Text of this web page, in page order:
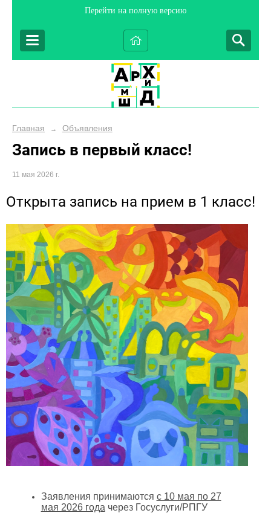
Перейти на полную версию
Главная → Объявления
Запись в первый класс!
11 мая 2026 г.
Открыта запись на прием в 1 класс!
Заявления принимаются с 10 мая по 27
мая 2026 года через Госуслуги/РПГУ